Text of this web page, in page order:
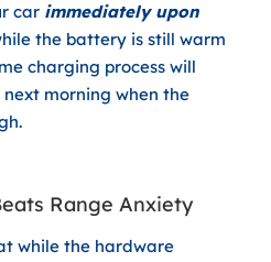
car immediately upon
the battery is still warm
charging process will
morning when the
Range Anxiety
while the hardware